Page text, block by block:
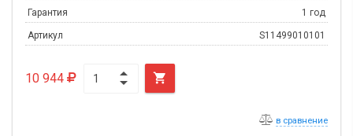
Гарантия 1 год
Артикул S11499010101
10 944 
в сравнение